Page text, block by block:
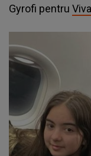
Gyrofi pentru